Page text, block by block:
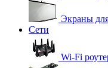
Экраны
Сети
Wi-Fi